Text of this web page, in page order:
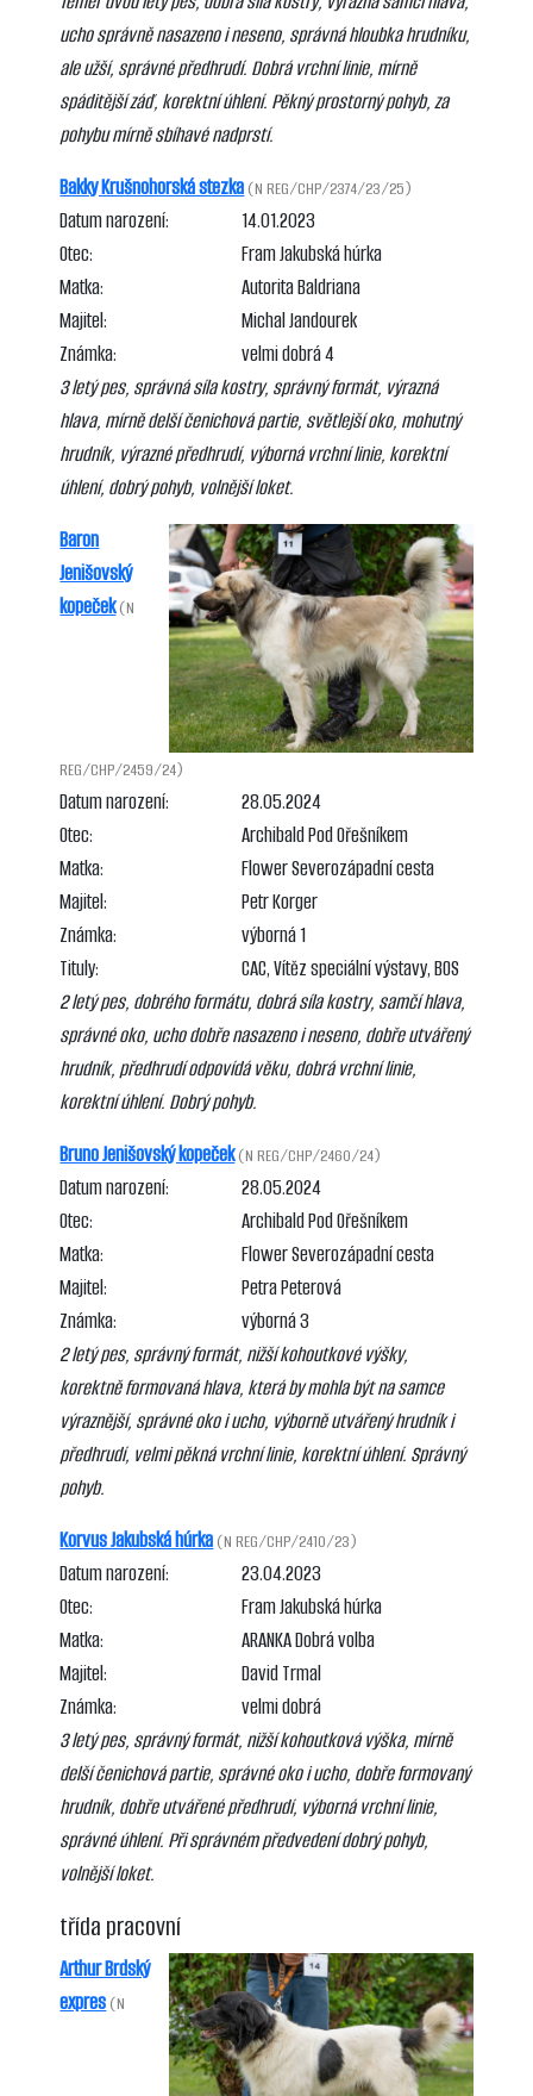
ucho správně nasazeno i neseno, správná hloubka hrudníku,
ale užší, správné předhrudí. Dobrá vrchní linie, mírně
spáditější záď, korektní úhlení. Pěkný prostorný pohyb, za
pohybu mírně sbíhavé nadprstí.
Bakky Krušnohorská stezka (N REG/CHP/2374/23/25)
Datum narození:
14.01.2023
Otec:
Fram Jakubská húrka
Matka:
Autorita Baldriana
Majitel:
Michal Jandourek
Známka:
velmi dobrá 4
3 letý pes, správná síla kostry, správný formát, výrazná
hlava, mírně delší čenichová partie, světlejší oko, mohutný
hrudník, výrazné předhrudí, výborná vrchní linie, korektní
úhlení, dobrý pohyb, volnější loket.
Baron
Jenišovský
kopeček(N
REG/CHP/2459/24)
Datum narození:
28.05.2024
Otec:
Archibald Pod Ořešníkem
Matka:
Flower Severozápadní cesta
Majitel:
Petr Korger
Známka:
výborná 1
Tituly:
CAC, Vítěz speciální výstavy, BOS
2 letý pes, dobrého formátu, dobrá síla kostry, samčí hlava,
správné oko, ucho dobře nasazeno i neseno, dobře utvářený
hrudník, předhrudí odpovídá věku, dobrá vrchní linie,
korektní úhlení. Dobrý pohyb.
Bruno Jenišovský kopeček(N REG/CHP/2460/24)
Datum narození:
28.05.2024
Otec:
Archibald Pod Ořešníkem
Matka:
Flower Severozápadní cesta
Majitel:
Petra Peterová
Známka:
výborná 3
2 letý pes, správný formát, nižší kohoutkové výšky,
korektně formovaná hlava, která by mohla být na samce
výraznější, správné oko i ucho, výborně utvářený hrudník i
předhrudí, velmi pěkná vrchní linie, korektní úhlení. Správný
pohyb.
Korvus Jakubská húrka (N REG/CHP/2410/23)
Datum narození:
23.04.2023
Otec:
Fram Jakubská húrka
Matka:
ARANKA Dobrá volba
Majitel:
David Trmal
Známka:
velmi dobrá
3 letý pes, správný formát, nižší kohoutková výška, mírně
delší čenichová partie, správné oko i ucho, dobře formovaný
hrudník, dobře utvářené předhrudí, výborná vrchní linie,
správné úhlení. Při správném předvedení dobrý pohyb,
volnější loket.
třída pracovní
Arthur Brdský
expres (N